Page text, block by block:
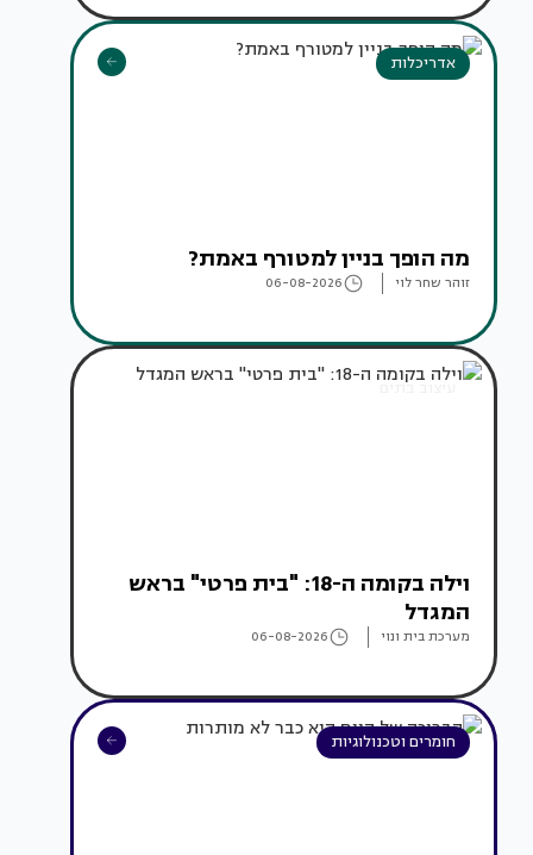
אדריכלות
מה הופך בניין למטורף באמת?
זוהר שחר לוי 06-08-2026
עיצוב בתים
וילה בקומה ה-18: "בית פרטי" בראש
המגדל
מערכת בית ונוי 06-08-2026
חומרים וטכנולוגיות